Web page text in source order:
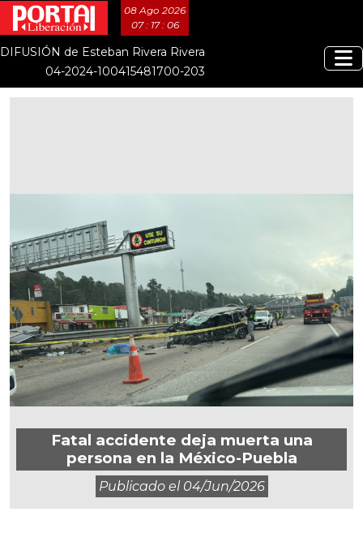
08 Ago 2026
07 : 17 : 06
DIFUSIÓN de Esteban Rivera Rivera
04-2024-100415481700-203
Fatal accidente deja muerta una
persona en la México-Puebla
Publicado el 04/jun/2026